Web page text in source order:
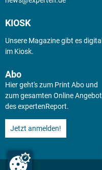
KIOSK
Unsere Magazine gibt es digital
im Kiosk.
Abo
Hier geht's zum Print Abo und
zum gesamten Online Angebot
des expertenReport.
Jetzt anmelden!